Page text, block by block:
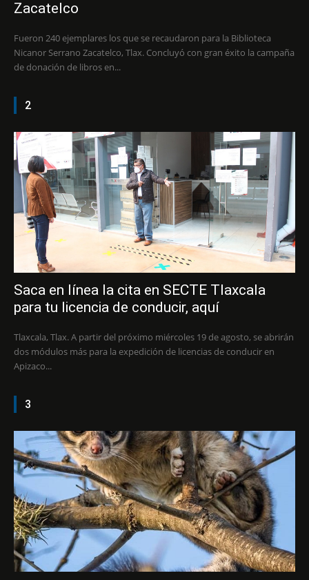
Zacatelco
Fueron 240 ejemplares los que se recaudaron para la Biblioteca
Nicanor Serrano Zacatelco, Tlax. Concluyó con gran éxito la campaña
de donación de libros en...
2
Saca en línea la cita en SECTE Tlaxcala
para tu licencia de conducir, aquí
Tlaxcala, Tlax. A partir del próximo miércoles 19 de agosto, se abrirán
dos módulos más para la expedición de licencias de conducir en
Apizaco...
3